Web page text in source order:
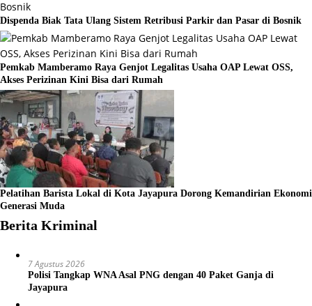
Dispenda Biak Tata Ulang Sistem Retribusi Parkir dan Pasar di Bosnik
Pemkab Mamberamo Raya Genjot Legalitas Usaha OAP Lewat OSS,
Akses Perizinan Kini Bisa dari Rumah
Pelatihan Barista Lokal di Kota Jayapura Dorong Kemandirian Ekonomi
Generasi Muda
Berita Kriminal
7 Agustus 2026
Polisi Tangkap WNA Asal PNG dengan 40 Paket Ganja di
Jayapura